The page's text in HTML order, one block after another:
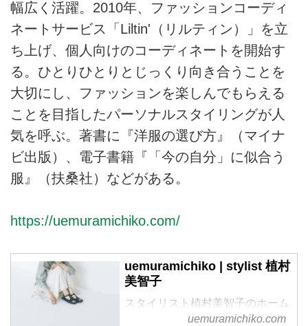
幅広く活躍。2010年、ファッションコーディ
ネートサービス「Liltin'（リルティン）」を立
ち上げ、個人向けのコーディネートを開始す
る。ひとりひとりとじっくり向き合うことを
大切にし、ファッションを楽しんでもらえる
ことを目指したパーソナルスタイリングが人
気を呼ぶ。著書に『洋服の選び方』（マイナ
ビ出版）、電子書籍『「今の自分」に似合う
服』（扶桑社）などがある。
https://uemuramichiko.com/
uemuramichiko | stylist 植村
美智子
スタイリスト植村美智子のホーム
ページです。uemuramichiko.com